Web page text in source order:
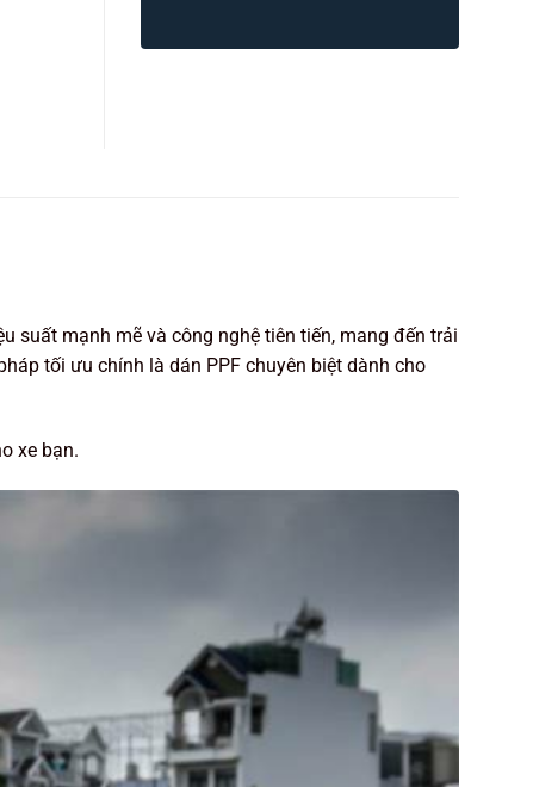
suất mạnh mẽ và công nghệ tiên tiến, mang đến trải
tối ưu chính là dán PPF chuyên biệt dành cho
xe bạn.